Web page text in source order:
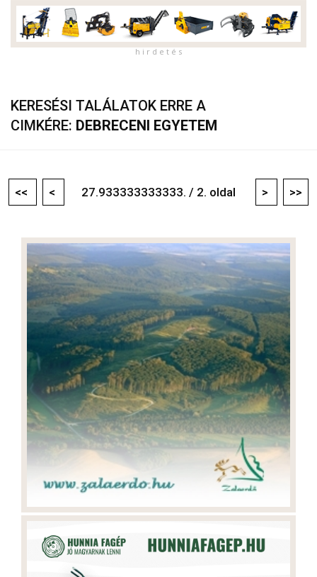
h i r d e t é s
KERESÉSI TALÁLATOK ERRE A
CIMKÉRE: DEBRECENI EGYETEM
<< < 27.933333333333. / 2. oldal > >>